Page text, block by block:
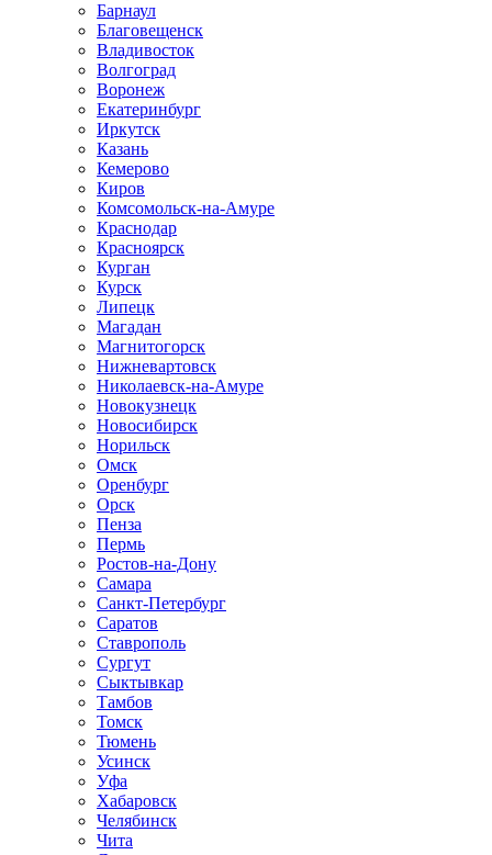
Барнаул
Благовещенск
Владивосток
Волгоград
Воронеж
Екатеринбург
Иркутск
Казань
Кемерово
Киров
Комсомольск-на-Амуре
Краснодар
Красноярск
Курган
Курск
Липецк
Магадан
Магнитогорск
Нижневартовск
Николаевск-на-Амуре
Новокузнецк
Новосибирск
Норильск
Омск
Оренбург
Орск
Пенза
Пермь
Ростов-на-Дону
Самара
Санкт-Петербург
Саратов
Ставрополь
Сургут
Сыктывкар
Тамбов
Томск
Тюмень
Усинск
Уфа
Хабаровск
Челябинск
Чита